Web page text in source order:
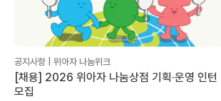
공지사항 | 위아자 나눔위크
[채용] 2026 위아자 나눔상점 기획·운영 인턴
모집